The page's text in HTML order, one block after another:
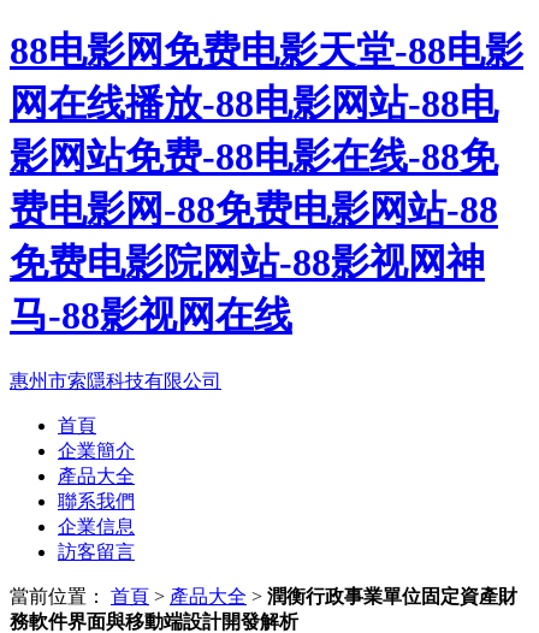
88电影网免费电影天堂-88电影
网在线播放-88电影网站-88电
影网站免费-88电影在线-88免
费电影网-88免费电影网站-88
免费电影院网站-88影视网神
马-88影视网在线
惠州市索隱科技有限公司
首頁
企業簡介
產品大全
聯系我們
企業信息
訪客留言
當前位置： 首頁 > 產品大全 > 潤衡行政事業單位固定資產財
務軟件界面與移動端設計開發解析